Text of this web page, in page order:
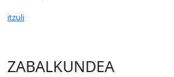
itzuli
ZABALKUNDEA